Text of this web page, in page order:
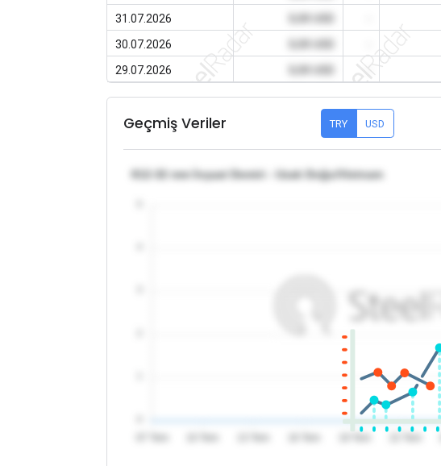
31.07.2026
30.07.2026
29.07.2026
-
Geçmiş Veriler TRY USD
θ12-32 mm İnşaat Demiri - Uzak Doğu/Vietnam